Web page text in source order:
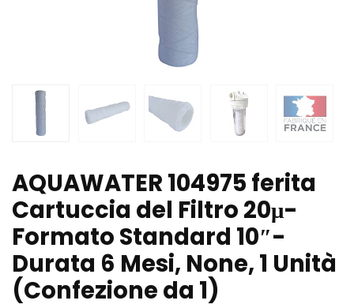
AQUAWATER 104975 ferita
Cartuccia del Filtro 20μ-
Formato Standard 10″-
Durata 6 Mesi, None, 1 Unità
(Confezione da 1)